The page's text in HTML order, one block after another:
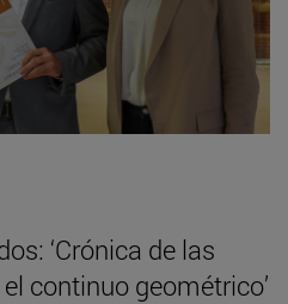
‘Crónica de las
continuo geométrico’